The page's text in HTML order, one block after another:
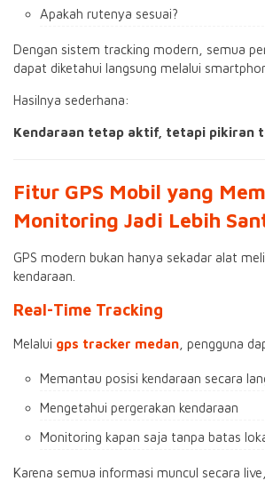
Apakah rutenya sesuai?
Dengan sistem tracking modern, semua
dapat diketahui langsung melalui
Hasilnya sederhana:
Kendaraan tetap aktif, tetapi pikiran
Fitur GPS Mobil yang
Monitoring Jadi Lebih
GPS modern bukan hanya sekadar alat
kendaraan.
Real-Time Tracking
Melalui gps tracker medan , pengguna
Memantau posisi kendaraan secara
Mengetahui pergerakan kendaraan
Monitoring kapan saja tanpa batas
Karena semua informasi muncul secara